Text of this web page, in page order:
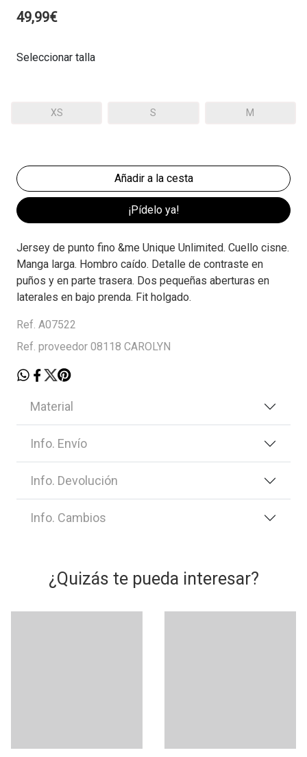
49,99€
Seleccionar talla
XS S M
¡Pídelo ya!
Jersey de punto fino &me Unique Unlimited. Cuello cisne.
Manga larga. Hombro caído. Detalle de contraste en
puños y en parte trasera. Dos pequeñas aberturas en
laterales en bajo prenda. Fit holgado.
Ref. A07522
Ref. proveedor 08118 CAROLYN
Material
Info. Envío
Info. Devolución
Info. Cambios
¿Quizás te pueda interesar?